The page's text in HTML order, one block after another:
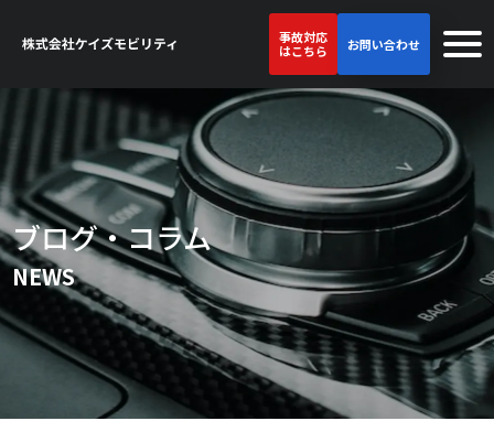
事故対応
はこちら
お問い合わせ
ブログ・コラム
NEWS